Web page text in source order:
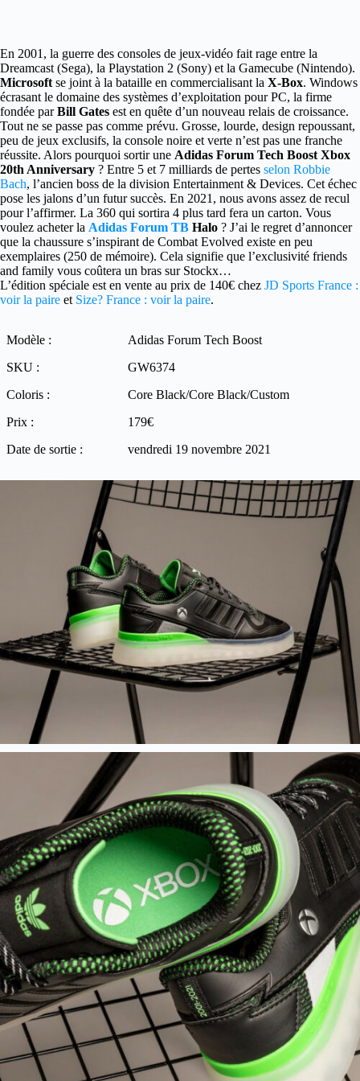
En 2001, la guerre des consoles de jeux-vidéo fait rage entre la
Dreamcast (Sega), la Playstation 2 (Sony) et la Gamecube (Nintendo).
Microsoft se joint à la bataille en commercialisant la X-Box. Windows
écrasant le domaine des systèmes d’exploitation pour PC, la firme
fondée parBill Gates est en quête d’un nouveau relais de croissance.
Tout ne se passe pas comme prévu. Grosse, lourde, design repoussant,
peu de jeux exclusifs, la console noire et verte n’est pas une franche
réussite. Alors pourquoi sortir une Adidas Forum Tech Boost Xbox
20th Anniversary ? Entre 5 et 7 milliards de pertes selon Robbie
Bach, l’ancien boss de la division Entertainment & Devices. Cet échec
pose les jalons d’un futur succès. En 2021, nous avons assez de recul
pour l’affirmer. La 360 qui sortira 4 plus tard fera un carton. Vous
voulez acheter la Adidas Forum TB Halo ? J’ai le regret d’annoncer
que la chaussure s’inspirant de Combat Evolved existe en peu
exemplaires (250 de mémoire). Cela signifie que l’exclusivité friends
and family vous coûtera un bras sur Stockx…
L’édition spéciale est en vente au prix de 140€ chez JD Sports France :
voir la paire et Size? France : voir la paire.
Modèle :
Adidas Forum Tech Boost
SKU :
GW6374
Coloris :
Core Black/Core Black/Custom
Prix :
179€
Date de sortie :
vendredi 19 novembre 2021